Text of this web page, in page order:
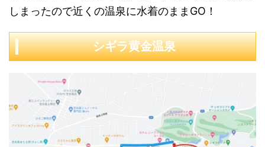
しまったので近くの温泉に水着のままGO！
シギラ黄金温泉